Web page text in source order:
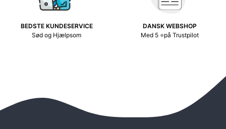
BEDSTE KUNDESERVICE
Sød og Hjælpsom
DANSK WEBSHOP
Med 5 ⭐på Trustpilot